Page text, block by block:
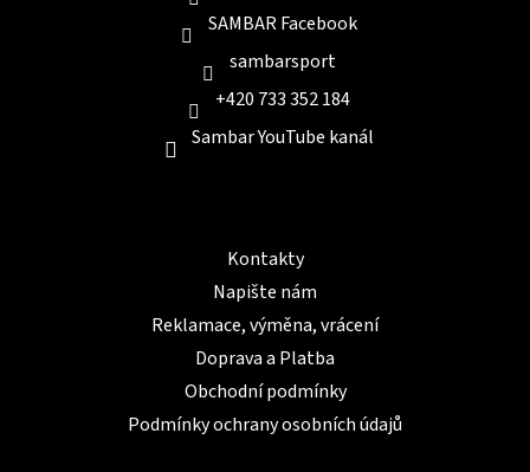
SAMBAR Facebook
sambarsport
+420 733 352 184
Sambar YouTube kanál
Kontakty
Napište nám
Reklamace, výměna, vrácení
Doprava a Platba
Obchodní podmínky
Podmínky ochrany osobních údajů